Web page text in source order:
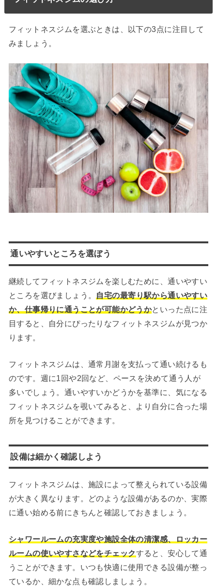
フィットネスジムを選ぶときは、以下の3点に注目して
みましょう。
通いやすいところを選ぼう
継続してフィットネスジムを楽しむために、通いやすい
ところを選びましょう。 自宅の最寄り駅から通いやすい
か、仕事帰りに通うことが可能かどうかといった点に注
目すると、自分にぴったりなフィットネスジムが見つか
ります。
フィットネスジムは、通常月謝を支払って通い続けるも
のです。週に1回や2回など、ペースを決めて通う人が
多いでしょう。通いやすいかどうかを基準に、気になる
フィットネスジムを覗いてみると、より自分に合った場
所を見つけることができます。
設備は細かく確認しよう
フィットネスジムは、施設によって整えられている設備
が大きく異なります。どのような設備があるのか、実際
に通い始める前にきちんと確認しておきましょう。
シャワールームの充実度や施設全体の清潔感、ロッカー
ルームの使いやすさなどをチェックすると、安心して通
うことができます。いつも快適に使用できる設備が整っ
ているか、細かな点も確認しましょう。